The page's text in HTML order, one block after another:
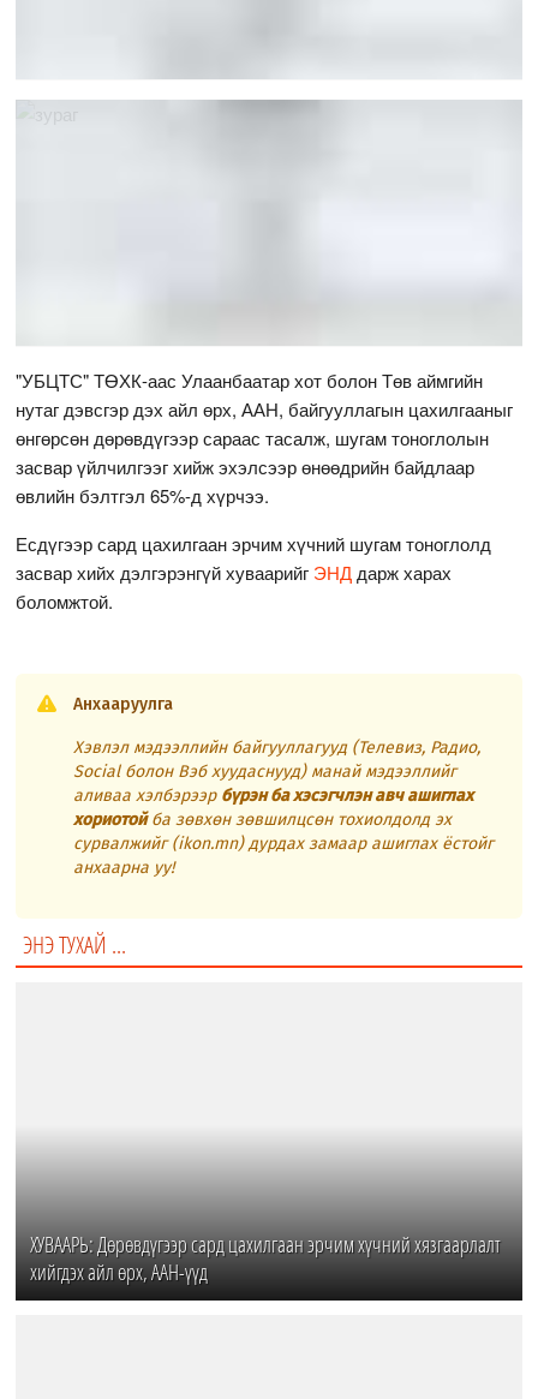
"УБЦТС" ТӨХК-аас Улаанбаатар хот болон Төв аймгийн
нутаг дэвсгэр дэх айл өрх, ААН, байгууллагын цахилгааныг
өнгөрсөн дөрөвдүгээр сараас тасалж, шугам тоноглолын
засвар үйлчилгээг хийж эхэлсээр өнөөдрийн байдлаар
өвлийн бэлтгэл 65%-д хүрчээ.
Есдүгээр сард цахилгаан эрчим хүчний шугам тоноглолд
засвар хийх дэлгэрэнгүй хуваарийг ЭНД дарж харах
боломжтой.
Анхааруулга
Хэвлэл мэдээллийн байгууллагууд (Телевиз, Радио,
Social болон Вэб хуудаснууд) манай мэдээллийг
аливаа хэлбэрээр бүрэн ба хэсэгчлэн авч ашиглах
хориотойба зөвхөн зөвшилцсөн тохиолдолд эх
сурвалжийг (ikon.mn) дурдах замаар ашиглах ёстойг
анхаарна уу!
ЭНЭ ТУХАЙ ...
ХУВААРЬ: Дөрөвдүгээр сард цахилгаан эрчим хүчний хязгаарлалт
хийгдэх айл өрх, ААН-үүд